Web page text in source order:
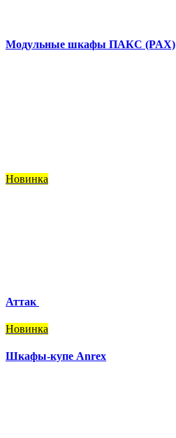
Модульные шкафы ПАКС (PAX)
Новинка
Аттак
Новинка
Шкафы-купе Anrex